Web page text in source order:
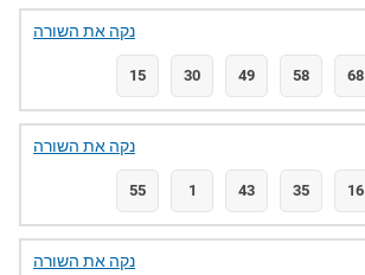
15 30 49 58 68
נקה את השורה
55 1 43 35 16
נקה את השורה
נקה את השורה